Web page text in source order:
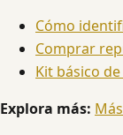
Cómo
Comprar
Kit básico
Explora más: